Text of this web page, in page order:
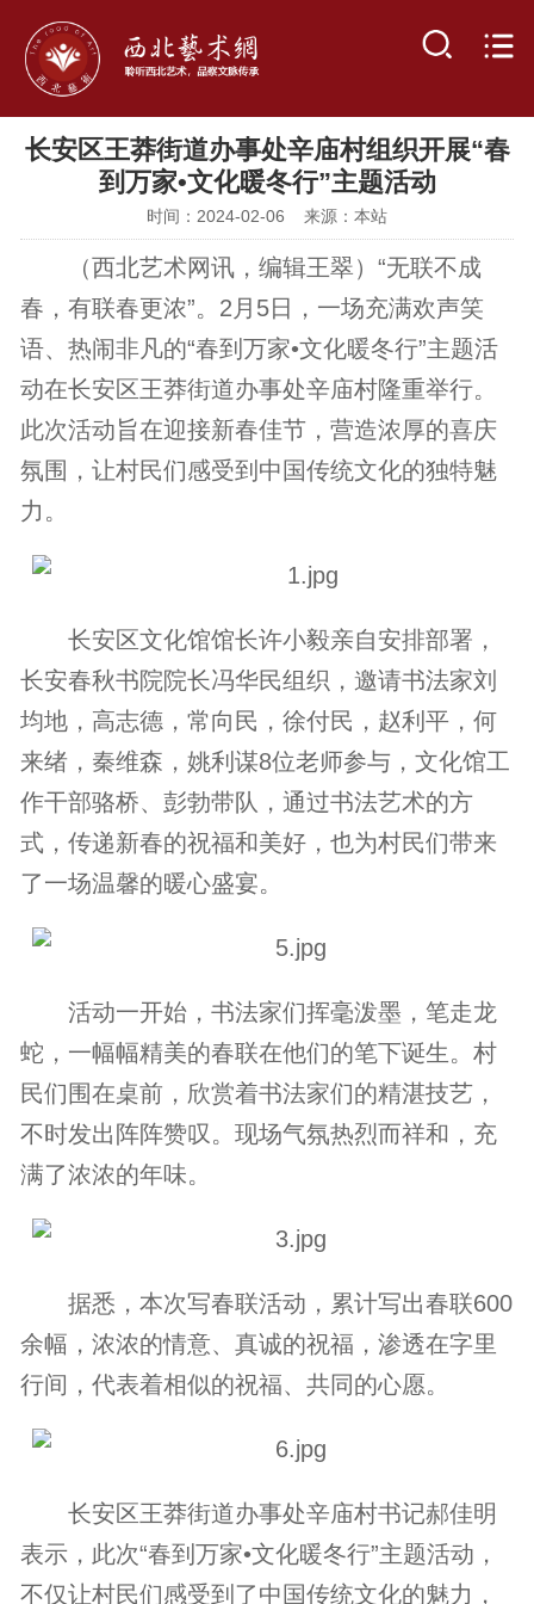
长安区王莽街道办事处辛庙村组织开展“春
到万家•文化暖冬行”主题活动
时间：2024-02-06 来源：本站
（西北艺术网讯，编辑王翠）“无联不成
春，有联春更浓”。2月5日，一场充满欢声笑
语、热闹非凡的“春到万家•文化暖冬行”主题活
动在长安区王莽街道办事处辛庙村隆重举行。
此次活动旨在迎接新春佳节，营造浓厚的喜庆
氛围，让村民们感受到中国传统文化的独特魅
力。
长安区文化馆馆长许小毅亲自安排部署，
长安春秋书院院长冯华民组织，邀请书法家刘
均地，高志德，常向民，徐付民，赵利平，何
来绪，秦维森，姚利谋8位老师参与，文化馆工
作干部骆桥、彭勃带队，通过书法艺术的方
式，传递新春的祝福和美好，也为村民们带来
了一场温馨的暖心盛宴。
活动一开始，书法家们挥毫泼墨，笔走龙
蛇，一幅幅精美的春联在他们的笔下诞生。村
民们围在桌前，欣赏着书法家们的精湛技艺，
不时发出阵阵赞叹。现场气氛热烈而祥和，充
满了浓浓的年味。
据悉，本次写春联活动，累计写出春联600
余幅，浓浓的情意、真诚的祝福，渗透在字里
行间，代表着相似的祝福、共同的心愿。
长安区王莽街道办事处辛庙村书记郝佳明
表示，此次“春到万家•文化暖冬行”主题活动，
不仅让村民们感受到了中国传统文化的魅力，